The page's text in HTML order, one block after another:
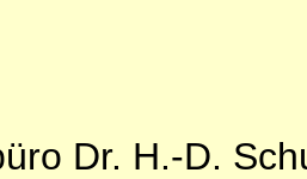
Dr. H.-D.